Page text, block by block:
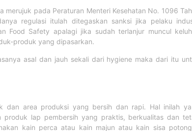
pada Peraturan Menteri Kesehatan No. 1096
regulasi itulah ditegaskan sanksi jika pelaku
Food Safety apalagi jika sudah terlanjur muncul
produk yang dipasarkan.
asal dan jauh sekali dari hygiene maka dari itu
dan area produksi yang bersih dan rapi. Hal inilah
produk lap pembersih yang praktis, berkualitas dan
kain perca atau kain majun atau kain sisa